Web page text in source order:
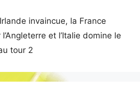
invaincue, la France
et l’Italie domine le
tour 2